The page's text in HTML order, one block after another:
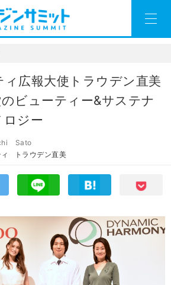
広報大使トラウデン直美
ビューティー&サステナ
ジー
Sato
トラウデン直美